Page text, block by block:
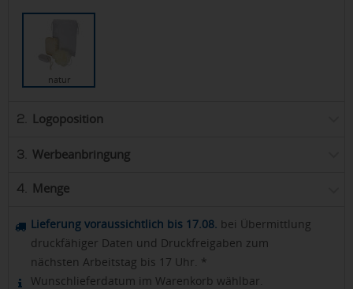
natur
2. Logoposition
3. Werbeanbringung
4. Menge
Lieferung voraussichtlich bis 17.08. bei Übermittlung
druckfähiger Daten und Druckfreigaben zum
nächsten Arbeitstag bis 17 Uhr. *
Wunschlieferdatum im Warenkorb wählbar.